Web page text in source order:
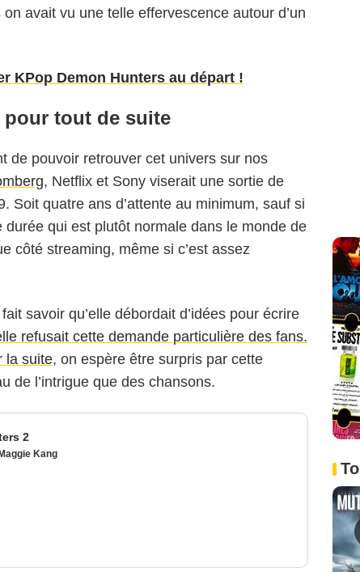
avait vu une telle effervescence autour d’un
KPop Demon Hunters au départ !
tout de suite
de pouvoir retrouver cet univers sur nos
, Netflix et Sony viserait une sortie de
Soit quatre ans d’attente au minimum, sauf si
qui est plutôt normale dans le monde de
côté streaming, même si c’est assez
savoir qu’elle débordait d’idées pour écrire
refusait cette demande particulière des fans.
la suite, on espère être surpris par cette
de l’intrigue que des chansons.
2
Maggie Kang